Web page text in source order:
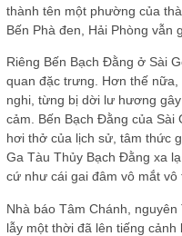
thành tên một phường của
Bến Phà đen, Hải Phòng vẫn
Riêng Bến Bạch Đằng ở Sài
quan đặc trưng. Hơn thế
nghi, từng bị dời lư hương
cảm. Bến Bạch Đằng của Sài
hơi thở của lịch sử, tâm thức
Ga Tàu Thủy Bạch Đằng xa
cứ như cái gai đâm vô mắt
Nhà báo Tâm Chánh,
lẫy một thời đã lên tiếng